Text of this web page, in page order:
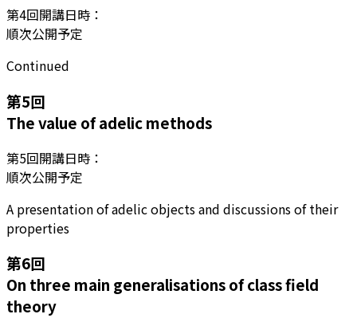
第4回開講日時：
順次公開予定
Continued
第5回
The value of adelic methods
第5回開講日時：
順次公開予定
A presentation of adelic objects and discussions of their
properties
第6回
On three main generalisations of class field
theory